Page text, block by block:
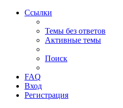
Ссылки
Темы без ответов
Активные темы
Поиск
FAQ
Вход
Регистрация